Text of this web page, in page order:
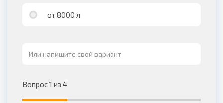
от 8000 л
Вопрос 1 из 4